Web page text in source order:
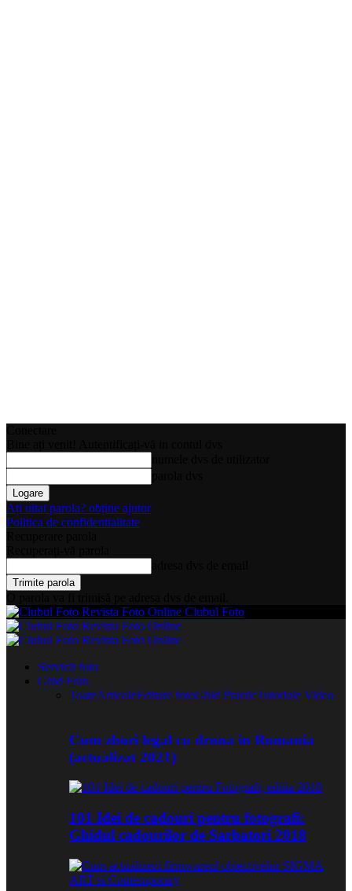
Ați uitat parola? obține ajutor
Politica de confidentialitate
Clubul Foto
Servicii foto
Ghid Foto
ToateArticoleEditare fotoGhid PracticTutoriale Video
Cum zbori legal cu drona in Romania
(actualizat 2021)
101 Idei de cadouri pentru fotografi:
Ghidul cadourilor de Sarbatori 2018